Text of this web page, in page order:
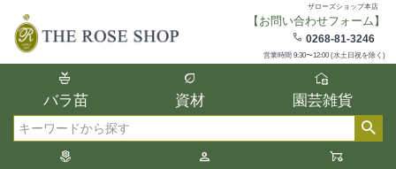
ザローズショップ本店
【お問い合わせフォーム】
0268-81-3246
営業時間 9:30〜12:00 (水土日祝を除く)
バラ苗 資材 園芸雑貨
在庫
在庫ありのみ表示
検索
複数の条件を選択して絞り込み検索が可能
選択した項目全てに該当する品種のみ検索
結果に表示されます。
タイプ、カラー、ブランドなどは1つずつ選